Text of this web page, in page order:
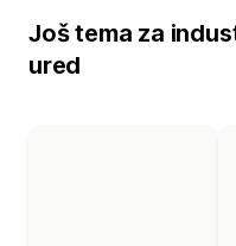
Još tema za
ured